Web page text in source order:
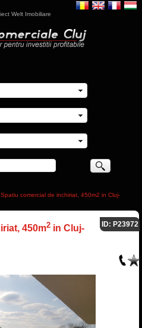
Welt Imobiliare
Spatiu comercial de inchiriat, 450m2 in Cluj-
450m2in Cluj-
ID: P23972